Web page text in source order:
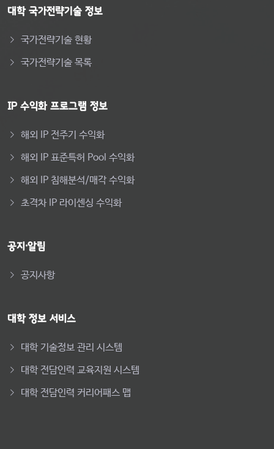
대학 국가전략기술 정보
국가전략기술 현황
국가전략기술 목록
IP 수익화 프로그램 정보
해외 IP 전주기 수익화
해외 IP 표준특허 Pool 수익화
해외 IP 침해분석/매각 수익화
초격차 IP 라이센싱 수익화
공지·알림
공지사항
대학 정보 서비스
대학 기술정보 관리 시스템
대학 전담인력 교육지원 시스템
대학 전담인력 커리어패스 맵